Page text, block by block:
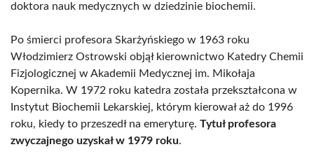
doktora nauk medycznych w dziedzinie biochemii.
Po śmierci profesora Skarżyńskiego w 1963 roku
Włodzimierz Ostrowski objął kierownictwo Katedry Chemii
Fizjologicznej w Akademii Medycznej im. Mikołaja
Kopernika. W 1972 roku katedra została przekształcona w
Instytut Biochemii Lekarskiej, którym kierował aż do 1996
roku, kiedy to przeszedł na emeryturę. Tytuł profesora
zwyczajnego uzyskał w 1979 roku.